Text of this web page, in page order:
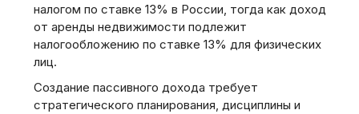
налогом по ставке 13% в России, тогда как доход
от аренды недвижимости подлежит
налогообложению по ставке 13% для физических
лиц.
Создание пассивного дохода требует
стратегического планирования, дисциплины и